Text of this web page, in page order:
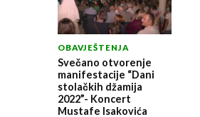
OBAVJEŠTENJA
Svečano otvorenje
manifestacije “Dani
stolačkih džamija
2022”- Koncert
Mustafe Isakovića